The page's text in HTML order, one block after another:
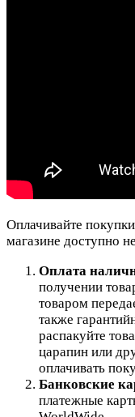
Оплачивайте
магазине доступно
Оплата
получении
товаром
также
распакуйте
царапин или
оплачивать
Банковские
платежные